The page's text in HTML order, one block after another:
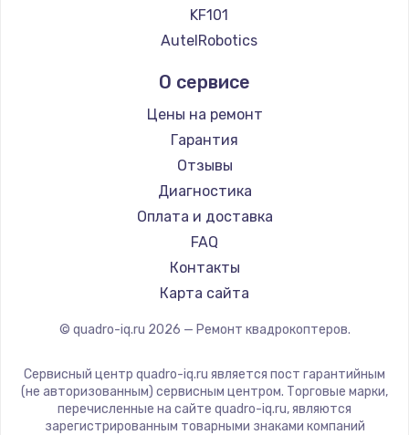
KF101
AutelRobotics
О сервисе
Цены на ремонт
Гарантия
Отзывы
Диагностика
Оплата и доставка
FAQ
Контакты
Карта сайта
© quadro-iq.ru 2026 — Ремонт квадрокоптеров.
Сервисный центр quadro-iq.ru является пост гарантийным
(не авторизованным) сервисным центром. Торговые марки,
перечисленные на сайте quadro-iq.ru, являются
зарегистрированным товарными знаками компаний